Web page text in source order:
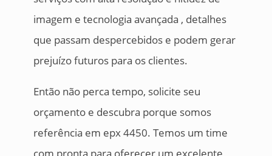
imagem e tecnologia avançada , detalhes
que passam despercebidos e podem gerar
prejuízo futuros para os clientes.
Então não perca tempo, solicite seu
orçamento e descubra porque somos
referência em epx 4450. Temos um time